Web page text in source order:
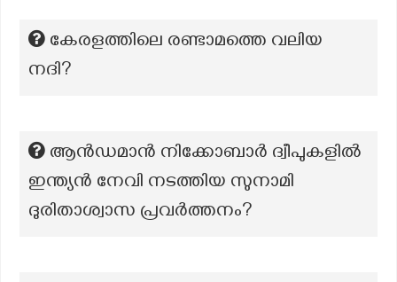
കേരളത്തിലെ രണ്ടാമത്തെ വലിയ
നദി?
ആൻഡമാൻ നിക്കോബാർ ദ്വീപുകളിൽ
ഇന്ത്യൻ നേവി നടത്തിയ സുനാമി
ദുരിതാശ്വാസ പ്രവർത്തനം?